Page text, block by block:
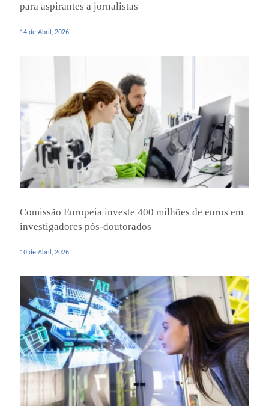
para aspirantes a jornalistas
14 de Abril, 2026
Comissão Europeia investe 400 milhões de euros em
investigadores pós-doutorados
10 de Abril, 2026